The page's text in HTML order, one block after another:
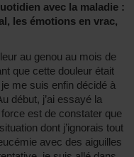
avec la maladie :
les émotions en vrac,
au genou au mois de
que cette douleur était
me suis enfin décidé à
début, j’ai essayé la
est de constater que
dont j’ignorais tout
avec des aiguilles